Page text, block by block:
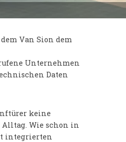
Van Sion dem
Unternehmen
Daten
keine
Wie schon in
integrierten